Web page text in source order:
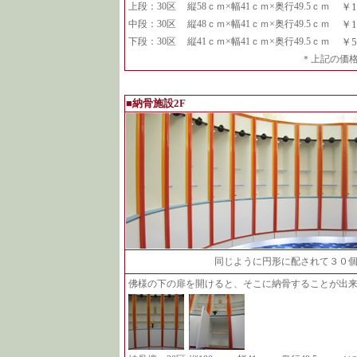
上段：30区 縦58ｃｍ×幅41ｃｍ×奥行49.5ｃｍ ￥
中段：30区 縦48ｃｍ×幅41ｃｍ×奥行49.5ｃｍ ￥
下段：30区 縦41ｃｍ×幅41ｃｍ×奥行49.5ｃｍ ￥
＊上記の価
■納骨施設2F
同じように円形に配されて３０
佛様の下の扉を開けると、そこに納骨することが出